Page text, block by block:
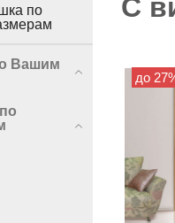
С
до
по
Вашим